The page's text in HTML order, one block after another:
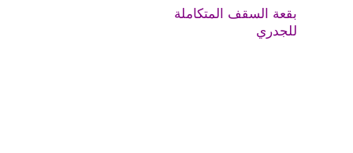
بقعة السقف المتكاملة
للجدري